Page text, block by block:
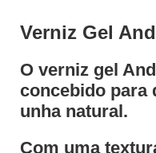
Verniz Gel
O verniz gel
concebido para
unha natural.
Com uma